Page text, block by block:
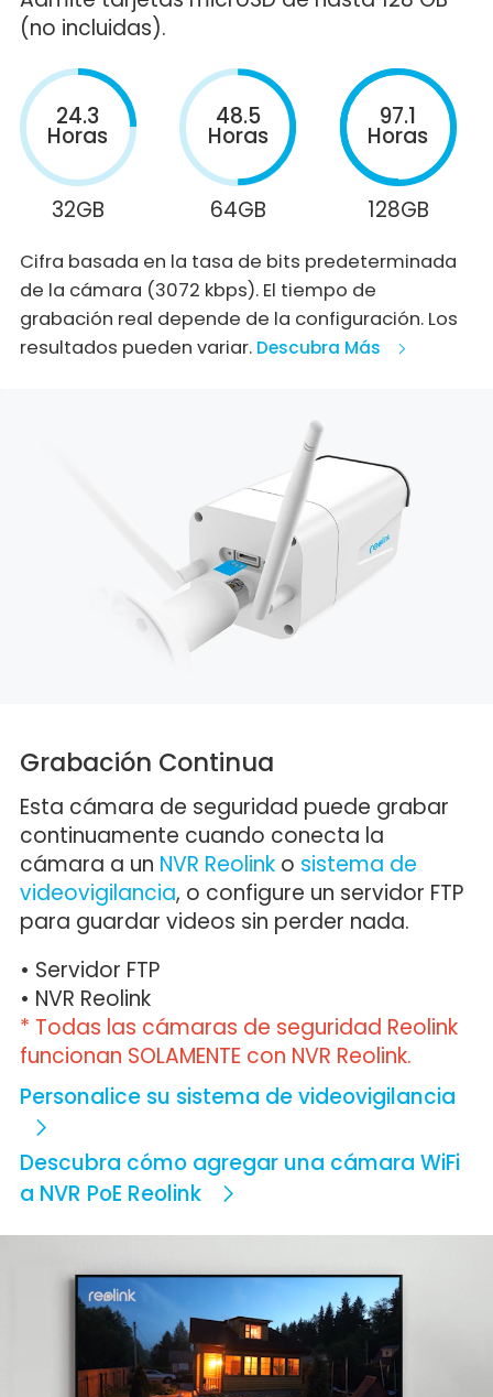
(no incluidas).
24.3
Horas
32GB
48.5
Horas
64GB
97.1
Horas
128GB
Cifra basada en la tasa de bits predeterminada
de la cámara (3072 kbps). El tiempo de
grabación real depende de la configuración. Los
resultados pueden variar. Descubra Más
Grabación Continua
Esta cámara de seguridad puede grabar
continuamente cuando conecta la
cámara a un NVR Reolinko sistema de
videovigilancia, o configure un servidor FTP
para guardar videos sin perder nada.
• Servidor FTP
• NVR Reolink
* Todas las cámaras de seguridad Reolink
funcionan SOLAMENTE con NVR Reolink.
Personalice su sistema de videovigilancia
Descubra cómo agregar una cámara WiFi
a NVR PoE Reolink